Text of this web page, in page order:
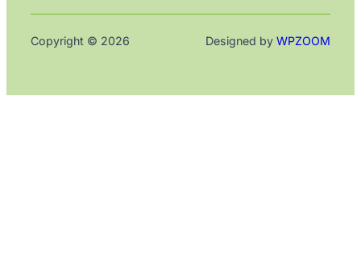
Copyright © 2026 Designed by WPZOOM